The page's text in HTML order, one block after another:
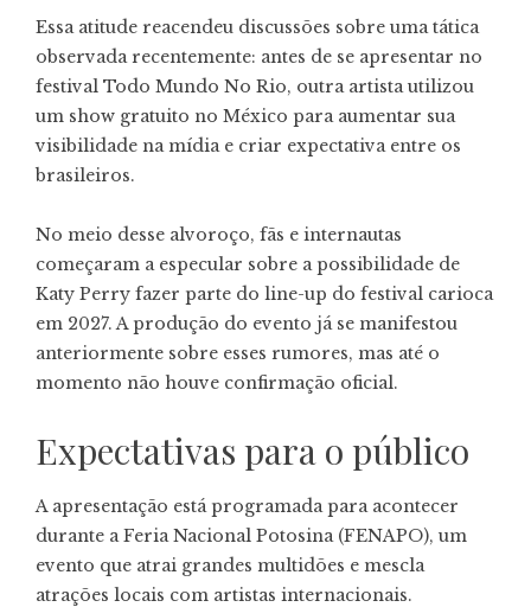
Essa atitude reacendeu discussões sobre uma tática
observada recentemente: antes de se apresentar no
festival Todo Mundo No Rio, outra artista utilizou
um show gratuito no México para aumentar sua
visibilidade na mídia e criar expectativa entre os
brasileiros.
No meio desse alvoroço, fãs e internautas
começaram a especular sobre a possibilidade de
Katy Perry fazer parte do line-up do festival carioca
em 2027. A produção do evento já se manifestou
anteriormente sobre esses rumores, mas até o
momento não houve confirmação oficial.
Expectativas para o público
A apresentação está programada para acontecer
durante a Feria Nacional Potosina (FENAPO), um
evento que atrai grandes multidões e mescla
atrações locais com artistas internacionais.